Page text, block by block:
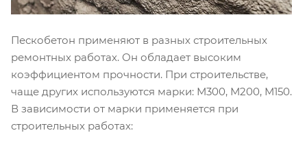
Пескобетон применяют в разных строительных
ремонтных работах. Он обладает высоким
коэффициентом прочности. При строительстве,
чаще других используются марки: М300, М200, М150.
В зависимости от марки применяется при
строительных работах: